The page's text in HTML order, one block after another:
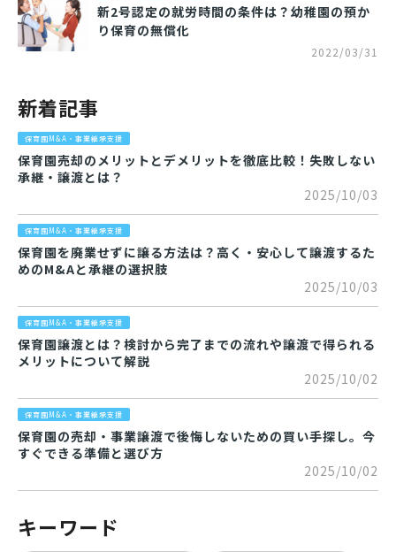
新2号認定の就労時間の条件は？幼稚園の預か
り保育の無償化
2022/03/31
新着記事
保育園M&A・事業継承支援
保育園売却のメリットとデメリットを徹底比較！失敗しない
承継・譲渡とは？
2025/10/03
保育園M&A・事業継承支援
保育園を廃業せずに譲る方法は？高く・安心して譲渡するた
めのM&Aと承継の選択肢
2025/10/03
保育園M&A・事業継承支援
保育園譲渡とは？検討から完了までの流れや譲渡で得られる
メリットについて解説
2025/10/02
保育園M&A・事業継承支援
保育園の売却・事業譲渡で後悔しないための買い手探し。今
すぐできる準備と選び方
2025/10/02
キーワード